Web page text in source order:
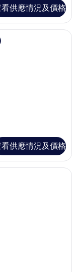
供應情況及價格
窗簾/窗簾、隔音、熨
供應情況及價格
ONLY) | 房內夾